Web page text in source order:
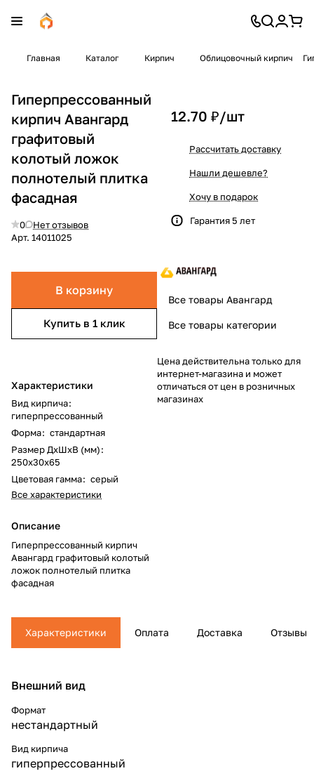
Главная Каталог Кирпич Облицовочный кирпич
Гиперпрессованный
кирпич Авангард
графитовый
колотый ложок
полнотелый плитка
фасадная
0
Нет отзывов
Арт. 14011025
В корзину
Купить в 1 клик
Характеристики
Вид кирпича:
гиперпрессованный
Форма: стандартная
Размер ДхШхВ (мм):
250x30x65
Цветовая гамма: серый
Все характеристики
Описание
Гиперпрессованный кирпич
Авангард графитовый колотый
ложок полнотелый плитка
фасадная
12.70 ₽/шт
Рассчитать доставку
Нашли дешевле?
Хочу в подарок
Гарантия 5 лет
Все товары Авангард
Все товары категории
Цена действительна только для
интернет-магазина и может
отличаться от цен в розничных
магазинах
Характеристики Оплата Доставка Отзывы
Внешний вид
Формат
нестандартный
Вид кирпича
гиперпрессованный